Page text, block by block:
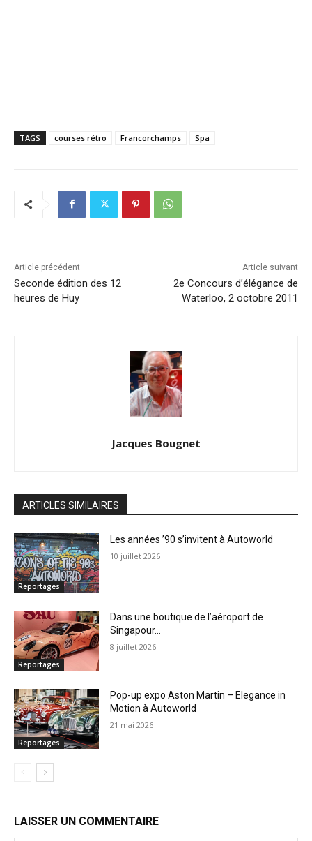
TAGS courses rétro Francorchamps Spa
Article précédent
Seconde édition des 12
heures de Huy
Article suivant
2e Concours d’élégance de
Waterloo, 2 octobre 2011
Jacques Bougnet
ARTICLES SIMILAIRES
Reportages
Les années ’90 s’invitent à Autoworld
10 juillet 2026
Reportages
Dans une boutique de l’aéroport de
Singapour…
8 juillet 2026
Reportages
Pop-up expo Aston Martin – Elegance in
Motion à Autoworld
21 mai 2026
LAISSER UN COMMENTAIRE